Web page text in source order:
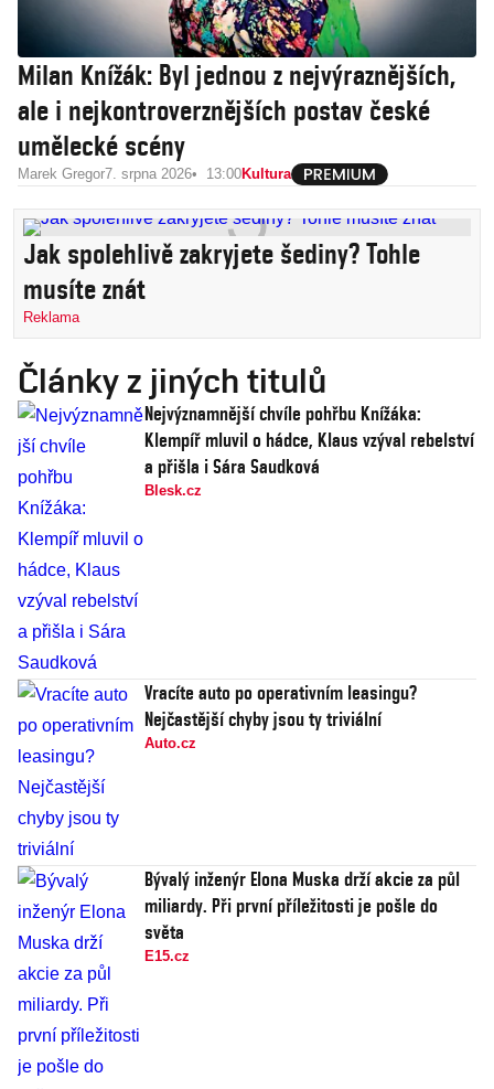
Milan Knížák: Byl jednou z nejvýraznějších,
ale i nejkontroverznějších postav české
umělecké scény
Marek Gregor7. srpna 2026 13:00Kultura
Jak spolehlivě zakryjete šediny? Tohle
musíte znát
Reklama
Články z jiných titulů
Nejvýznamnější chvíle pohřbu Knížáka:
Klempíř mluvil o hádce, Klaus vzýval rebelství
a přišla i Sára Saudková
Blesk.cz
Vracíte auto po operativním leasingu?
Nejčastější chyby jsou ty triviální
Auto.cz
Bývalý inženýr Elona Muska drží akcie za půl
miliardy. Při první příležitosti je pošle do
světa
E15.cz